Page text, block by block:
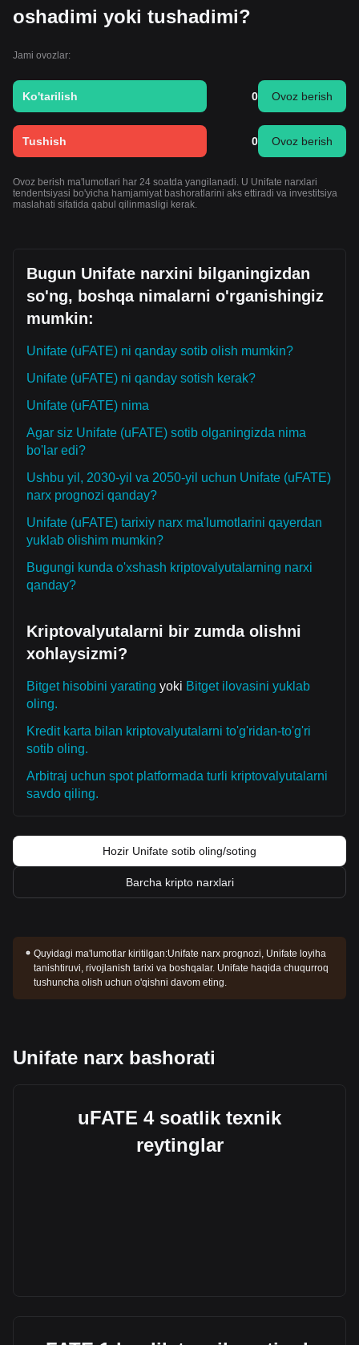
oshadimi yoki tushadimi?
Jami ovozlar:
Ko'tarilish 0 Ovoz berish
Tushish 0 Ovoz berish
Ovoz berish ma'lumotlari har 24 soatda yangilanadi. U Unifate narxlari
tendentsiyasi bo'yicha hamjamiyat bashoratlarini aks ettiradi va investitsiya
maslahati sifatida qabul qilinmasligi kerak.
Bugun Unifate narxini bilganingizdan
so'ng, boshqa nimalarni o'rganishingiz
mumkin:
Unifate (uFATE) ni qanday sotib olish mumkin?
Unifate (uFATE) ni qanday sotish kerak?
Unifate (uFATE) nima
Agar siz Unifate (uFATE) sotib olganingizda nima
bo'lar edi?
Ushbu yil, 2030-yil va 2050-yil uchun Unifate (uFATE)
narx prognozi qanday?
Unifate (uFATE) tarixiy narx ma'lumotlarini qayerdan
yuklab olishim mumkin?
Bugungi kunda o'xshash kriptovalyutalarning narxi
qanday?
Kriptovalyutalarni bir zumda olishni
xohlaysizmi?
Bitget hisobini yarating yoki Bitget ilovasini yuklab
oling.
Kredit karta bilan kriptovalyutalarni to'g'ridan-to'g'ri
sotib oling.
Arbitraj uchun spot platformada turli kriptovalyutalarni
savdo qiling.
Hozir Unifate sotib oling/soting
Barcha kripto narxlari
Quyidagi ma'lumotlar kiritilgan:Unifate narx prognozi, Unifate loyiha
tanishtiruvi, rivojlanish tarixi va boshqalar. Unifate haqida chuqurroq
tushuncha olish uchun o'qishni davom eting.
Unifate narx bashorati
uFATE 4 soatlik texnik
reytinglar